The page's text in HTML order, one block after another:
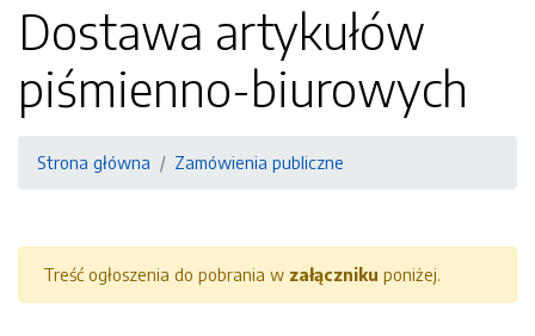
Dostawa artykułów
piśmienno-biurowych
Strona główna Zamówienia publiczne
Treść ogłoszenia do pobrania w załączniku poniżej.